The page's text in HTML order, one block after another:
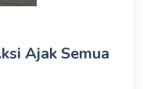
Ajak Semua